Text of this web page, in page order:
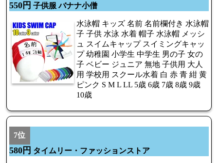
550円 子供服 バナナ小僧
水泳帽 キッズ 名前 名前欄付き 水泳帽
子 子供 水泳 水着 帽子 水泳帽 メッシ
ュ スイムキャップ スイミングキャッ
プ 幼稚園 小学生 中学生 男の子 女の
子 ベビー ジュニア 無地 子供用 大人
用 学校用 スクール水着 白 赤 青 紺 黄
ピンク S M L LL 5歳 6歳 7歳 8歳 9歳
10歳
7位
580円 タイムリー・ファッションストア